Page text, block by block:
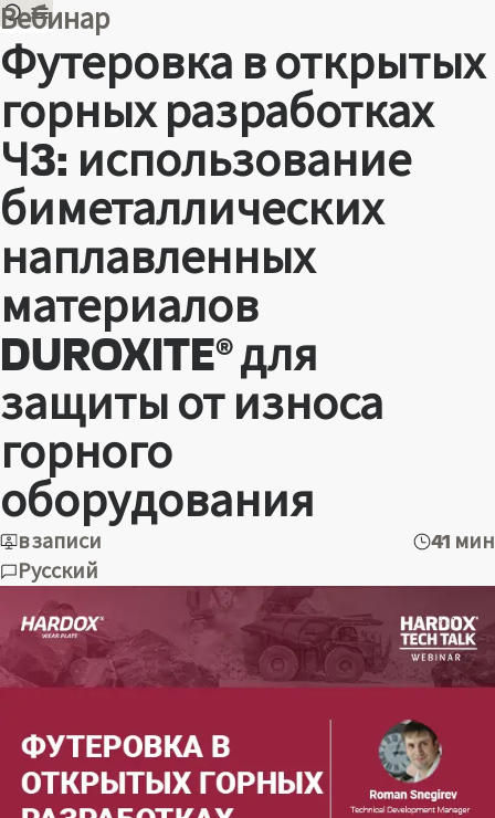
Вебинар
Футеровка в открытых
горных разработках
Ч3: использование
биметаллических
наплавленных
материалов
DUROXITE® для
защиты от износа
горного
оборудования
в записи
Русский
41 мин